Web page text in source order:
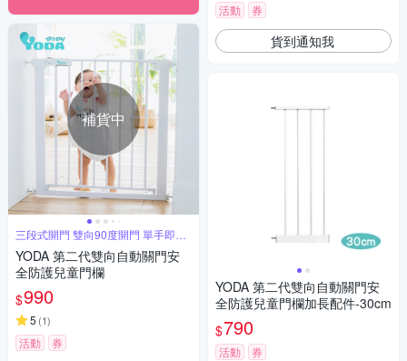
補貨中
三段式開門 雙向90度開門 單手即可
操作
YODA 第二代雙向自動關門安
全防護兒童門欄
$990
5 (1)
活動 券
活動 券
貨到通知我
YODA 第二代雙向自動關門安
全防護兒童門欄加長配件-30cm
$790
活動 券